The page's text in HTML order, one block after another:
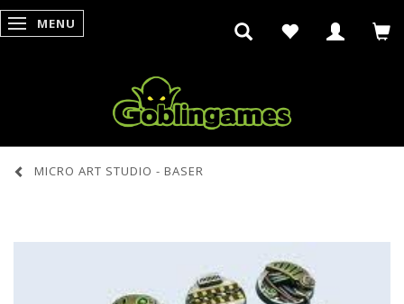
SKIFTE NAVIGATION
MENU
MICRO ART STUDIO - BASER